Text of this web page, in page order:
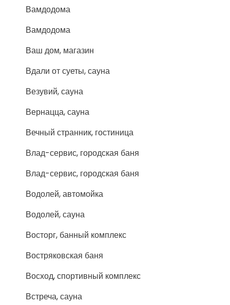
Вамдодома
Вамдодома
Ваш дом, магазин
Вдали от суеты, сауна
Везувий, сауна
Вернацца, сауна
Вечный странник, гостиница
Влад-сервис, городская баня
Влад-сервис, городская баня
Водолей, автомойка
Водолей, сауна
Восторг, банный комплекс
Востряковская баня
Восход, спортивный комплекс
Встреча, сауна